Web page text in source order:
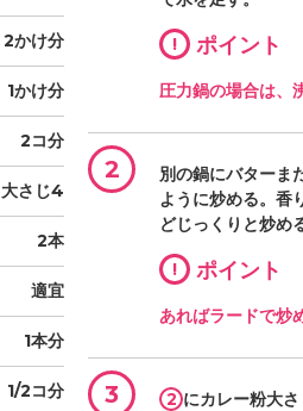
2かけ分
1かけ分
2コ分
大さじ4
2本
適宜
1本分
1/2コ分
! ポイント
圧力鍋の場合は、
2
別の鍋にバターま
ように炒める。香
どじっくりと炒め
! ポイント
あればラードで炒
3 2 にカレー粉大